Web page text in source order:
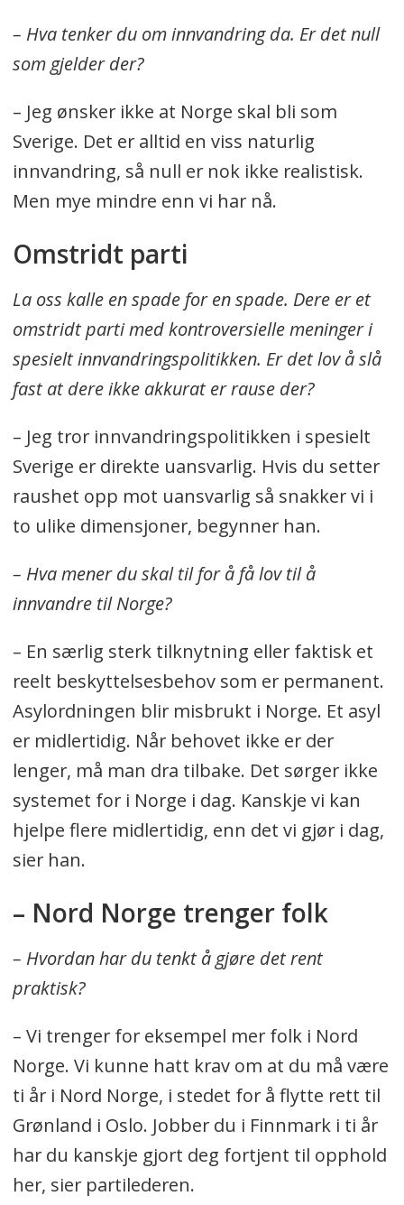
– Hva tenker du om innvandring da. Er det null
som gjelder der?
– Jeg ønsker ikke at Norge skal bli som
Sverige. Det er alltid en viss naturlig
innvandring, så null er nok ikke realistisk.
Men mye mindre enn vi har nå.
Omstridt parti
La oss kalle en spade for en spade. Dere er et
omstridt parti med kontroversielle meninger i
spesielt innvandringspolitikken. Er det lov å slå
fast at dere ikke akkurat er rause der?
– Jeg tror innvandringspolitikken i spesielt
Sverige er direkte uansvarlig. Hvis du setter
raushet opp mot uansvarlig så snakker vi i
to ulike dimensjoner, begynner han.
– Hva mener du skal til for å få lov til å
innvandre til Norge?
– En særlig sterk tilknytning eller faktisk et
reelt beskyttelsesbehov som er permanent.
Asylordningen blir misbrukt i Norge. Et asyl
er midlertidig. Når behovet ikke er der
lenger, må man dra tilbake. Det sørger ikke
systemet for i Norge i dag. Kanskje vi kan
hjelpe flere midlertidig, enn det vi gjør i dag,
sier han.
– Nord Norge trenger folk
– Hvordan har du tenkt å gjøre det rent
praktisk?
– Vi trenger for eksempel mer folk i Nord
Norge. Vi kunne hatt krav om at du må være
ti år i Nord Norge, i stedet for å flytte rett til
Grønland i Oslo. Jobber du i Finnmark i ti år
har du kanskje gjort deg fortjent til opphold
her, sier partilederen.